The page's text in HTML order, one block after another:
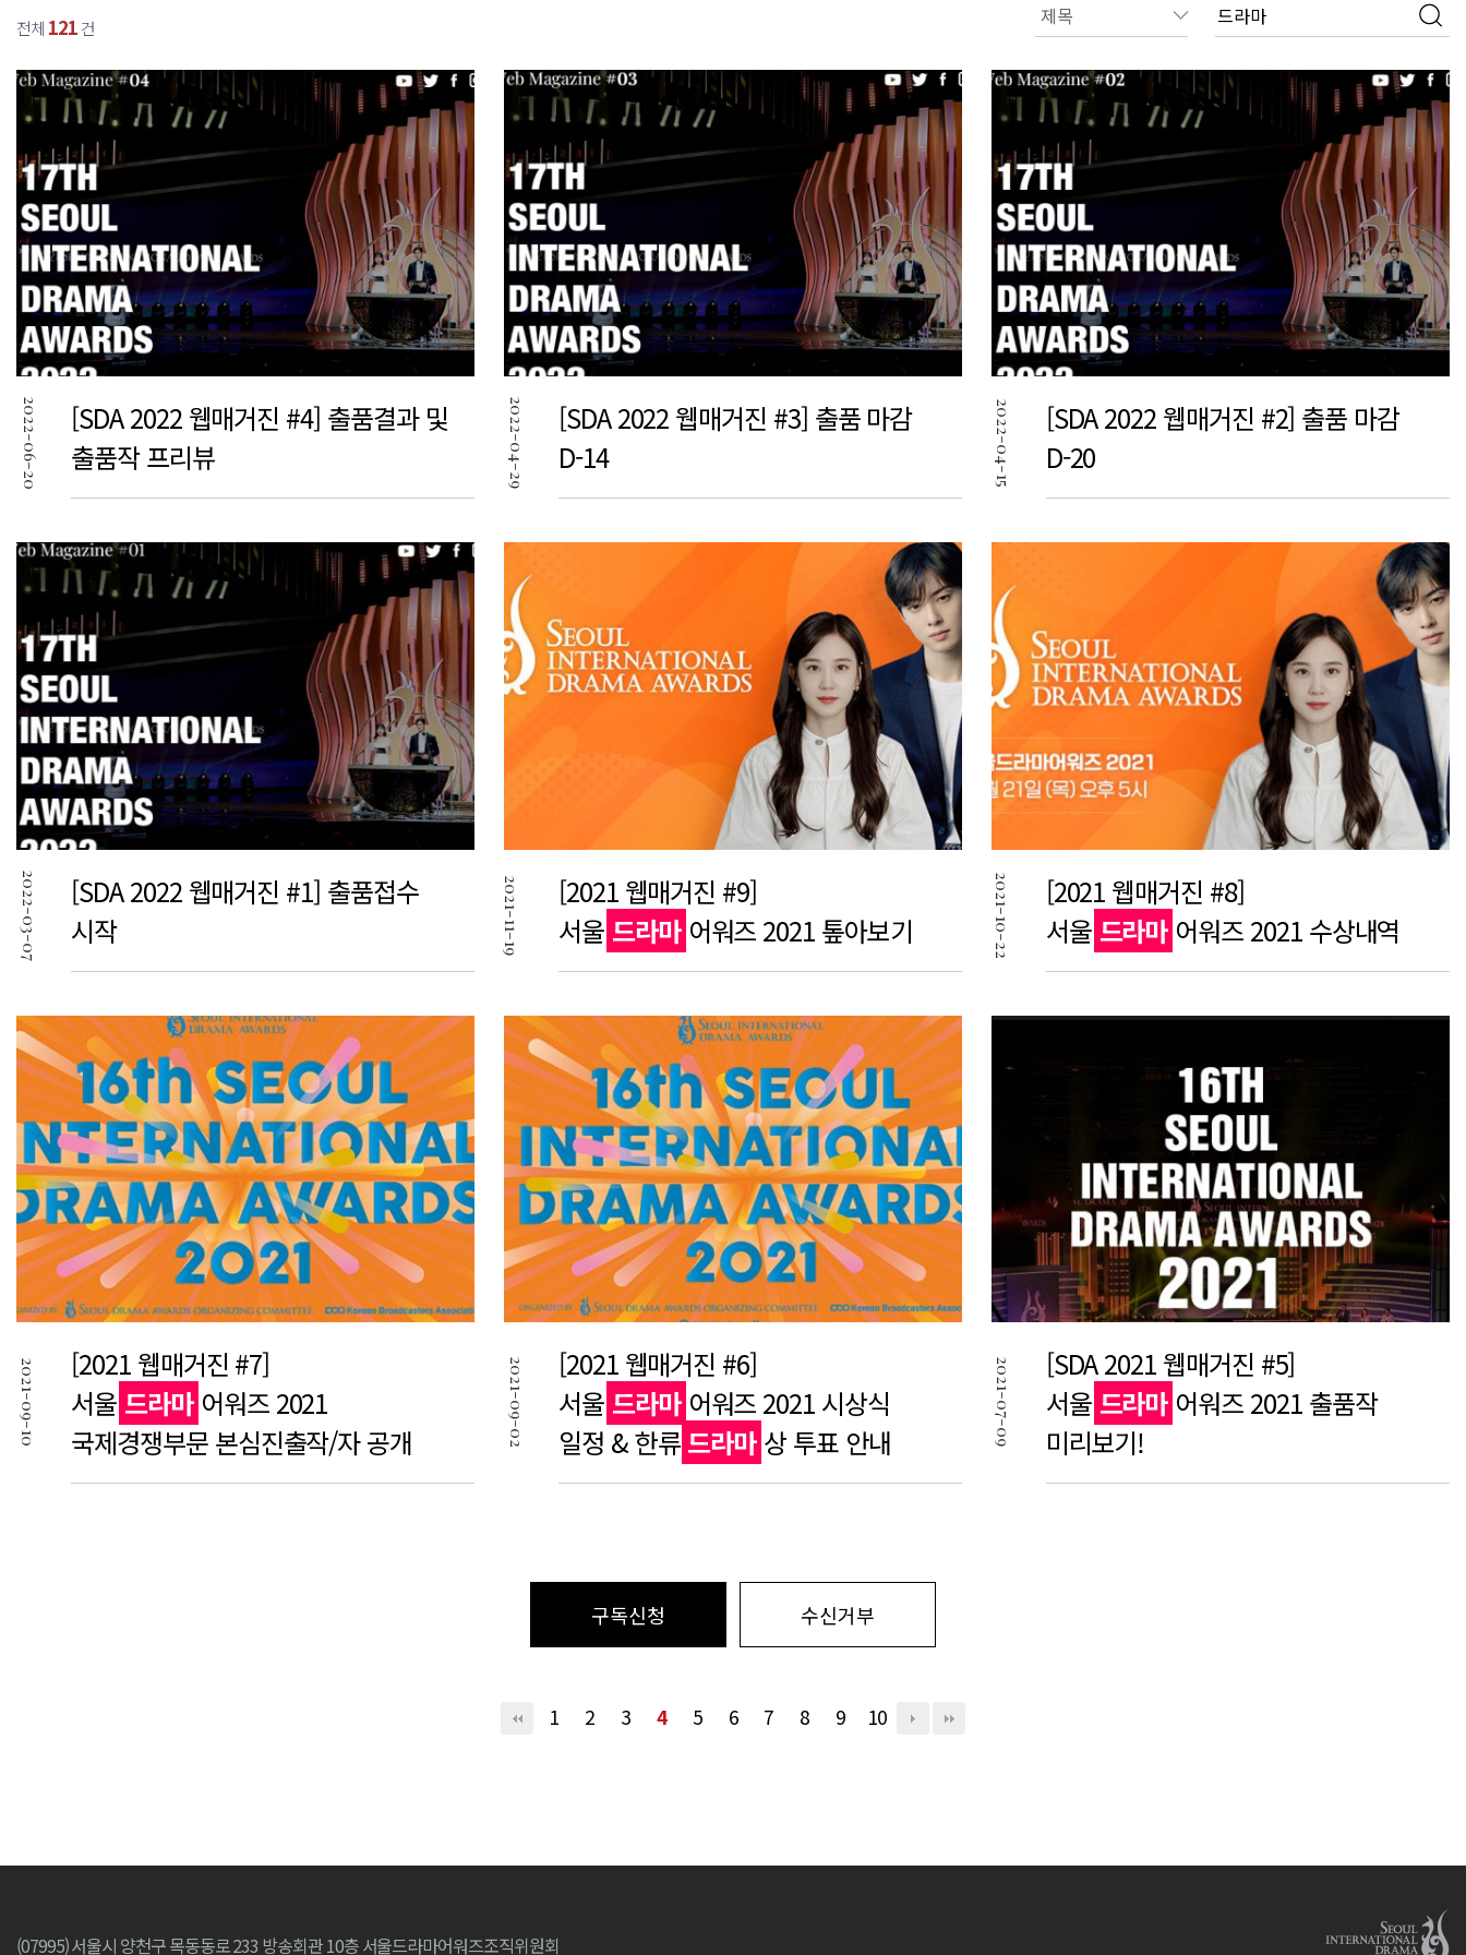
전체 121건
2022-06-20
[SDA 2022 웹매거진 #4] 출품결과 및
출품작 프리뷰
2022-04-29
[SDA 2022 웹매거진 #3] 출품 마감
D-14
2022-04-15
[SDA 2022 웹매거진 #2] 출품 마감
D-20
2022-03-07
[SDA 2022 웹매거진 #1] 출품접수
시작
2021-11-19
[2021 웹매거진 #9]
서울 드라마 어워즈 2021 톺아보기 2021-10-22
[2021 웹매거진 #8]
서울 드라마 어워즈 2021 수상내역
2021-09-10
[2021 웹매거진 #7]
서울 드라마 어워즈 2021
국제경쟁부문 본심진출작/자 공개
2021-09-02
[2021 웹매거진 #6]
서울 드라마 어워즈 2021 시상식
일정 & 한류 드라마 상 투표 안내 2021-07-09
[SDA 2021 웹매거진 #5]
서울 드라마 어워즈 2021 출품작
미리보기!
구독신청 수신거부
1 2 3 4 5 6 7 8 9 10
(07995) 서울시 양천구 목동동로 233 방송회관 10층 서울드라마어워즈조직위원회